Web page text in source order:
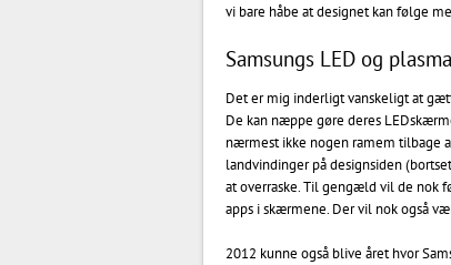
vi bare håbe at designet kan følge
Samsungs LED og
Det er mig inderligt vanskeligt at
De kan næppe gøre deres
nærmest ikke nogen ramem tilbage
landvindinger på designsiden
at overraske. Til gengæld vil de nok
apps i skærmene. Der vil nok også
2012 kunne også blive året hvor